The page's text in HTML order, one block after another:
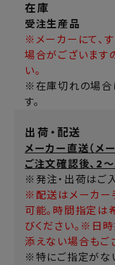
在庫
受注生産品
※メーカーにて、
場合がございます
い。
※在庫切れの場合
す。
出荷・配送
メーカー直送（メ
ご注文確認後、2
※発注・出荷はご
※配送はメーカー
可能。時間指定は
びください。※日
添えない場合もご
※特にご指定がな